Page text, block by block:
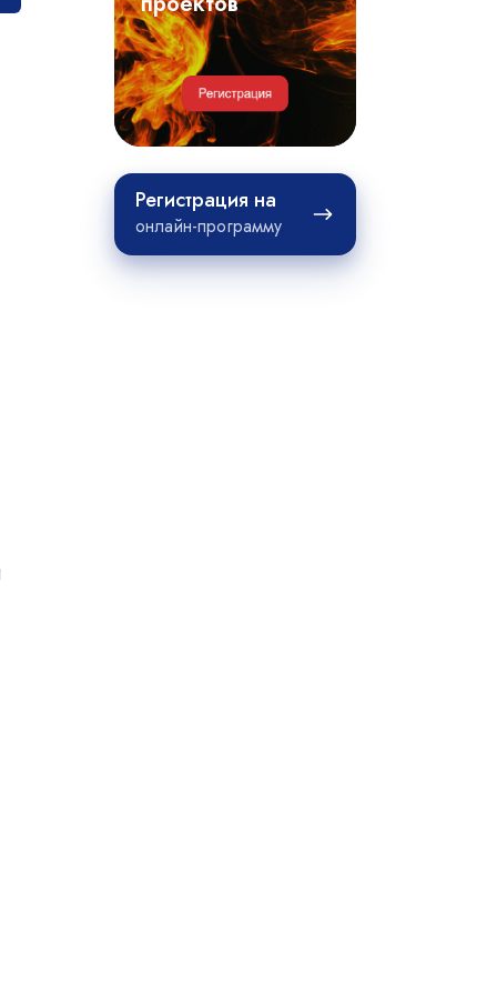
проектов
Регистрация на
онлайн-программу
Регистрация